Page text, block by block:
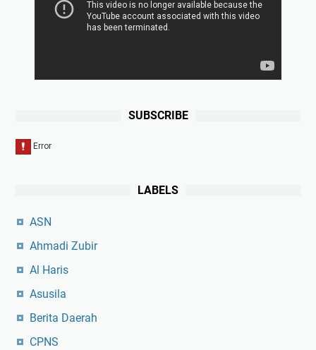
SUBSCRIBE
LABELS
ASN
Ahmadi Zubir
Al Haris
Asusila
Berita Daerah
CPNS